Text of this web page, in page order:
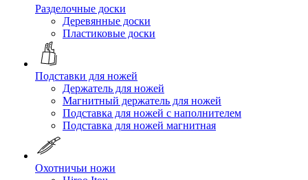
Разделочные доски
Деревянные доски
Пластиковые доски
Подставки для ножей
Держатель для ножей
Магнитный держатель для ножей
Подставка для ножей с наполнителем
Подставка для ножей магнитная
Охотничьи ножи